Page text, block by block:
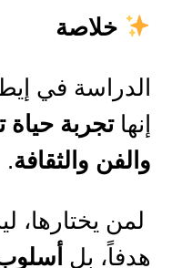
خلاصة
الدراسة في
إنهاتجربة حياة
والفن والثقافة.
لمن يختارها،
هدفاً، بل